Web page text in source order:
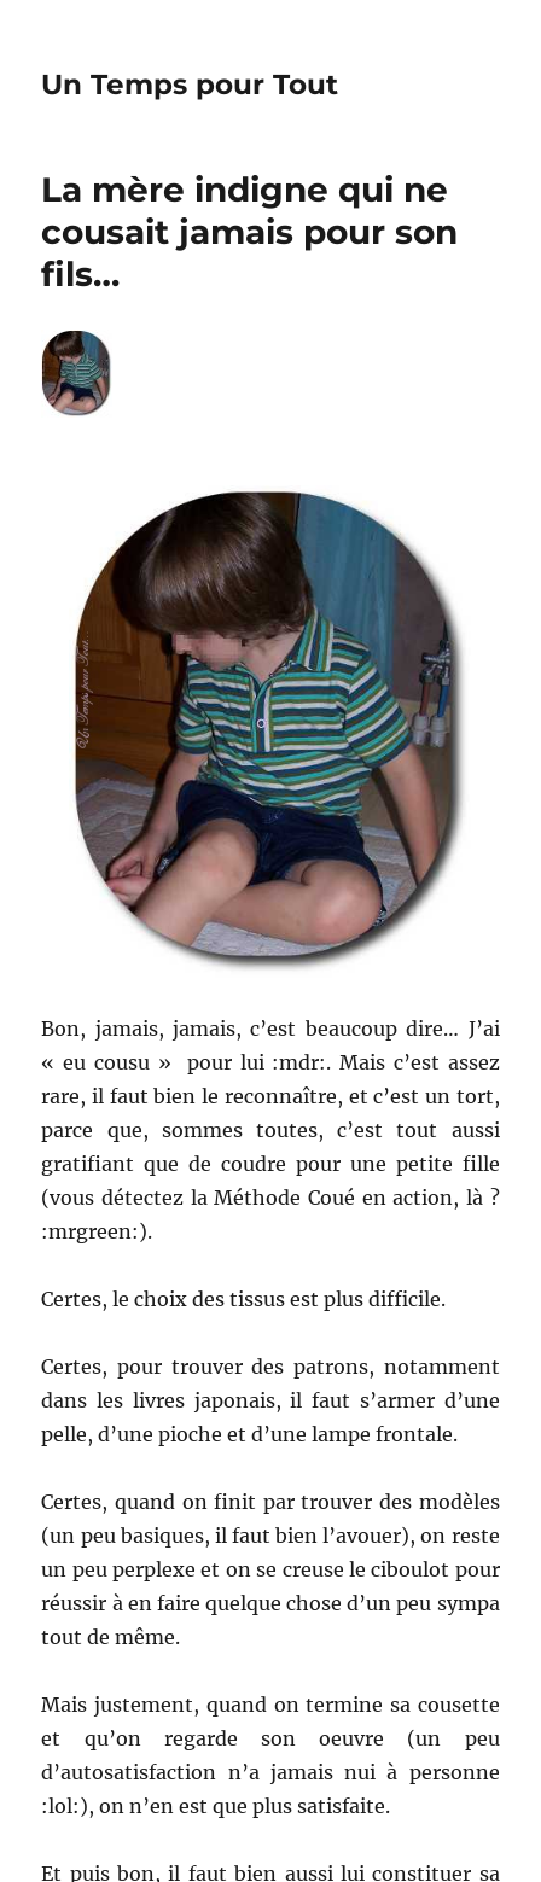
Un Temps pour Tout
La mère indigne qui ne
cousait jamais pour son
fils…
Bon, jamais, jamais, c’est beaucoup dire… J’ai
« eu cousu » pour lui :mdr:. Mais c’est assez
rare, il faut bien le reconnaître, et c’est un tort,
parce que, sommes toutes, c’est tout aussi
gratifiant que de coudre pour une petite fille
(vous détectez la Méthode Coué en action, là ?
:mrgreen:).
Certes, le choix des tissus est plus difficile.
Certes, pour trouver des patrons, notamment
dans les livres japonais, il faut s’armer d’une
pelle, d’une pioche et d’une lampe frontale.
Certes, quand on finit par trouver des modèles
(un peu basiques, il faut bien l’avouer), on reste
un peu perplexe et on se creuse le ciboulot pour
réussir à en faire quelque chose d’un peu sympa
tout de même.
Mais justement, quand on termine sa cousette
et qu’on regarde son oeuvre (un peu
d’autosatisfaction n’a jamais nui à personne
:lol:), on n’en est que plus satisfaite.
Et puis bon, il faut bien aussi lui constituer sa